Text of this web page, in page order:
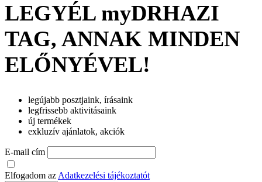
LEGYÉL myDRHAZI
TAG, ANNAK MINDEN
ELŐNYÉVEL!
legújabb posztjaink, írásaink
legfrissebb aktivitásaink
új termékek
exkluzív ajánlatok, akciók
E-mail cím
Elfogadom az Adatkezelési tájékoztatót